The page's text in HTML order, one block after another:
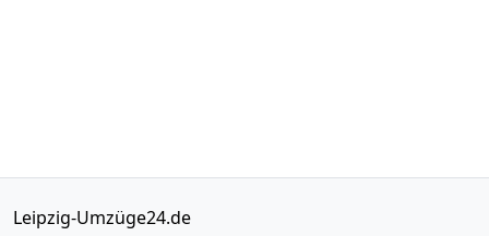
Leipzig-Umzüge24.de